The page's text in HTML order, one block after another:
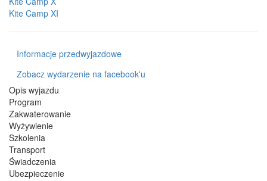
Kite Camp XI
Informacje przedwyjazdowe
Zobacz wydarzenie na facebook'u
Opis wyjazdu
Program
Zakwaterowanie
Wyżywienie
Szkolenia
Transport
Świadczenia
Ubezpieczenie